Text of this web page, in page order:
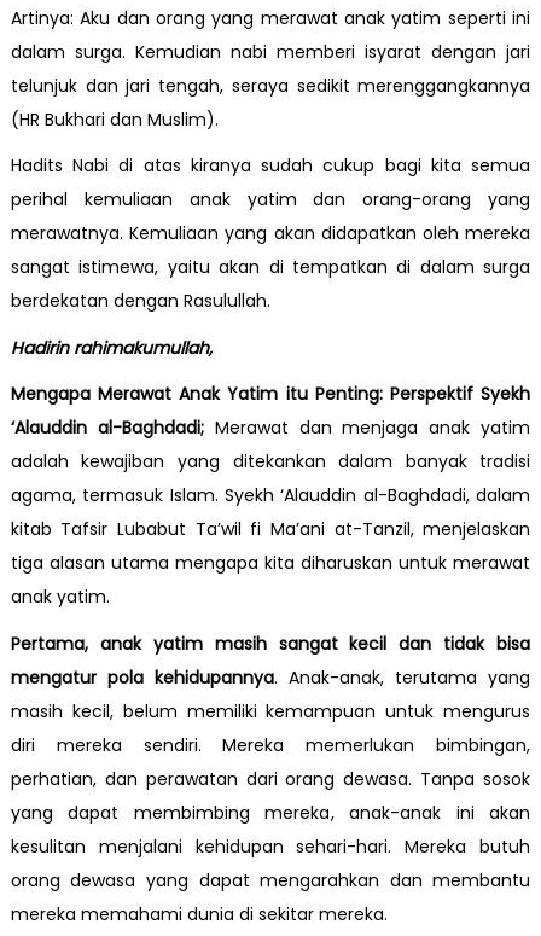
Artinya: Aku dan orang yang merawat anak yatim seperti ini
dalam surga. Kemudian nabi memberi isyarat dengan jari
telunjuk dan jari tengah, seraya sedikit merenggangkannya
(HR Bukhari dan Muslim).
Hadits Nabi di atas kiranya sudah cukup bagi kita semua
perihal kemuliaan anak yatim dan orang-orang yang
merawatnya. Kemuliaan yang akan didapatkan oleh mereka
sangat istimewa, yaitu akan di tempatkan di dalam surga
berdekatan dengan Rasulullah.
Hadirin rahimakumullah,
Mengapa Merawat Anak Yatim itu Penting: Perspektif Syekh
‘Alauddin al-Baghdadi; Merawat dan menjaga anak yatim
adalah kewajiban yang ditekankan dalam banyak tradisi
agama, termasuk Islam. Syekh ‘Alauddin al-Baghdadi, dalam
kitab Tafsir Lubabut Ta’wil fi Ma’ani at-Tanzil, menjelaskan
tiga alasan utama mengapa kita diharuskan untuk merawat
anak yatim.
Pertama, anak yatim masih sangat kecil dan tidak bisa
mengatur pola kehidupannya. Anak-anak, terutama yang
masih kecil, belum memiliki kemampuan untuk mengurus
diri mereka sendiri. Mereka memerlukan bimbingan,
perhatian, dan perawatan dari orang dewasa. Tanpa sosok
yang dapat membimbing mereka, anak-anak ini akan
kesulitan menjalani kehidupan sehari-hari. Mereka butuh
orang dewasa yang dapat mengarahkan dan membantu
mereka memahami dunia di sekitar mereka.